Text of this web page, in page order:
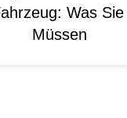
Was
Müssen